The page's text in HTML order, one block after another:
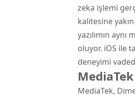
zeka işlemi
kalitesine
yazılımın
oluyor. iOS ile
deneyimi
MediaTek,